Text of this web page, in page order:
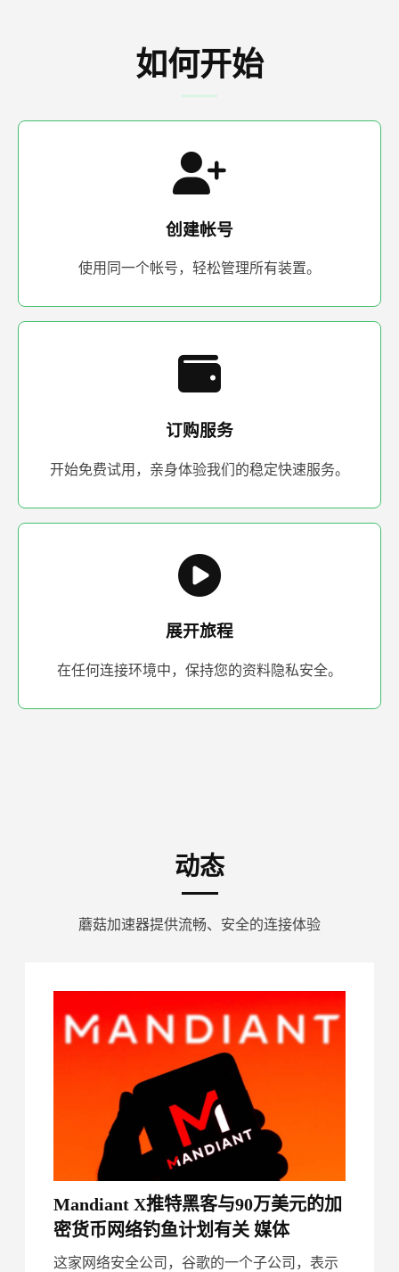
如何开始
创建帐号
使用同一个帐号，轻松管理所有装置。
订购服务
开始免费试用，亲身体验我们的稳定快速服务。
展开旅程
在任何连接环境中，保持您的资料隐私安全。
动态
蘑菇加速器提供流畅、安全的连接体验
Mandiant X推特黑客与90万美元的加
密货币网络钓鱼计划有关 媒体
这家网络安全公司，谷歌的一个子公司，表示